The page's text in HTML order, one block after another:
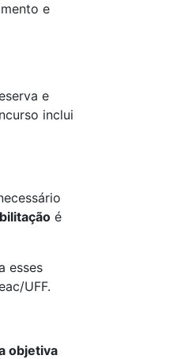
e
e
inclui
é
esses
UFF.
objetiva